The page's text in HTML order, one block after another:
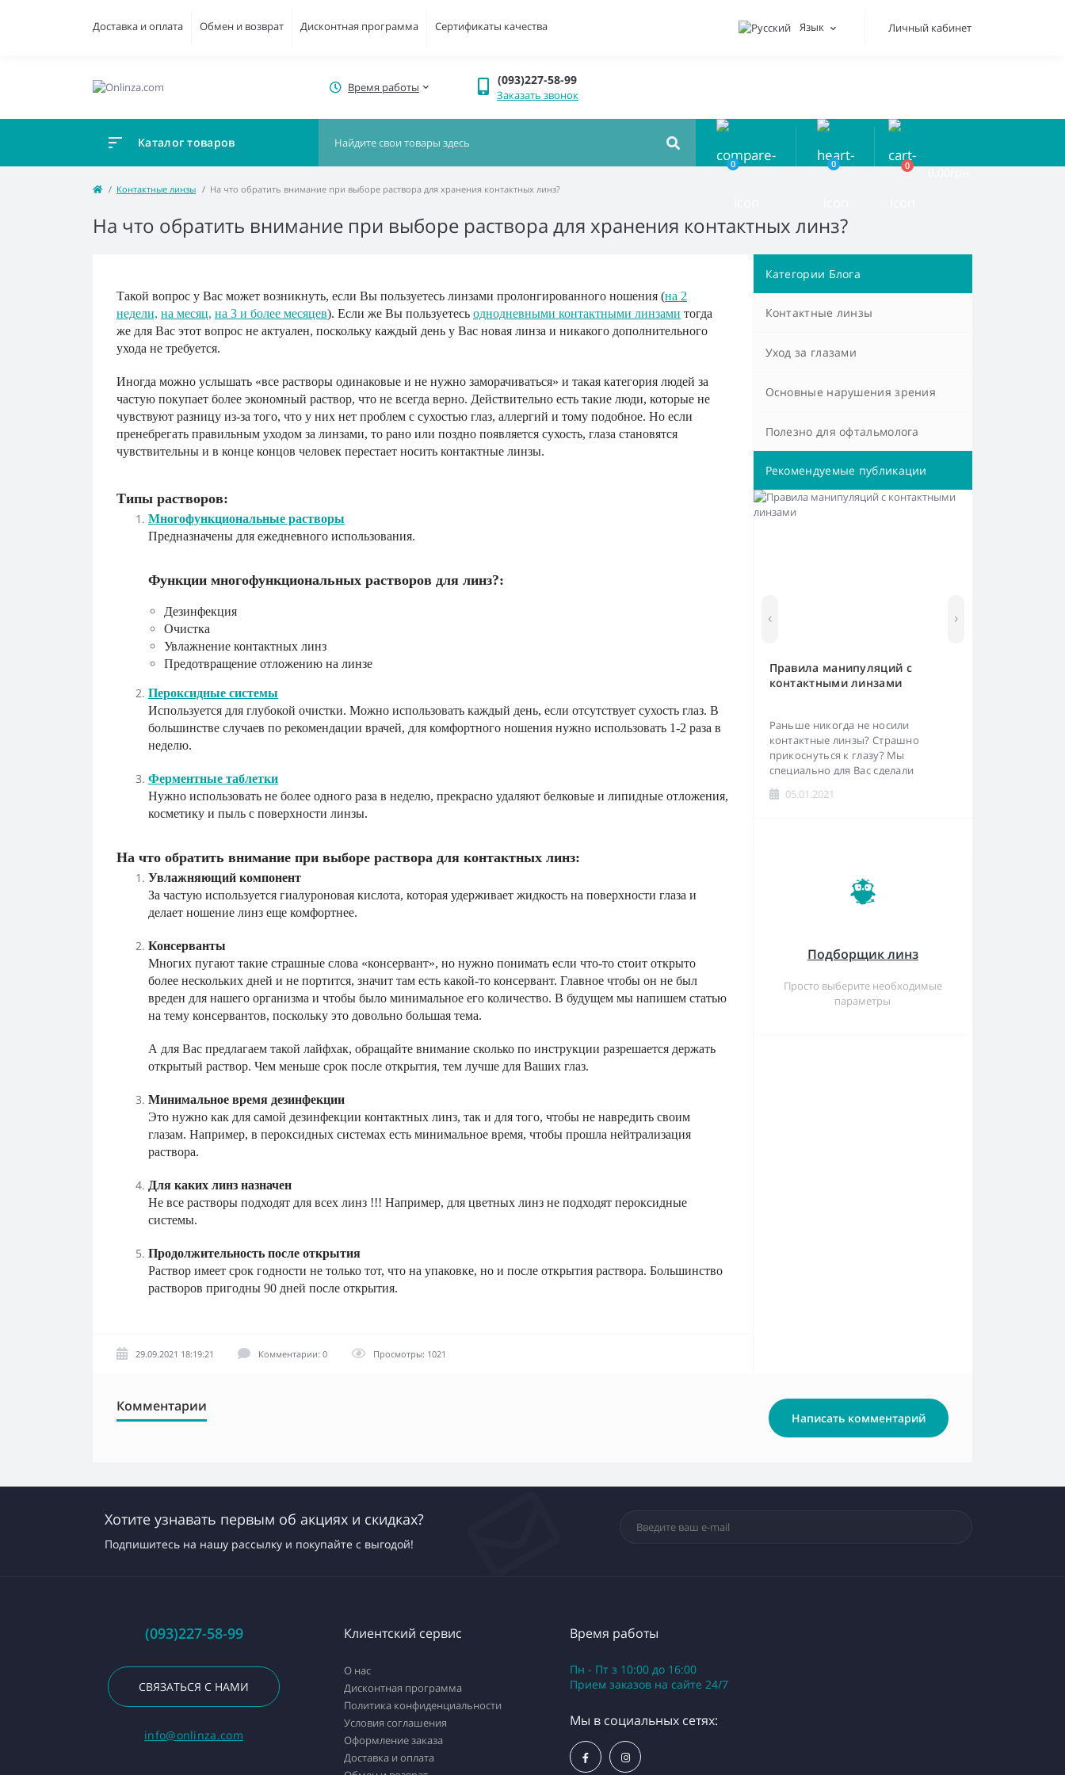
Доставка и оплата Обмен и возврат Дисконтная программа Сертификаты качества Язык Личный кабинет
Время работы (093)227-58-99
Заказать звонок
Каталог товаров
0 0 0
Контактные линзы На что обратить внимание при выборе раствора для хранения контактных линз?
На что обратить внимание при выборе раствора для хранения контактных линз?
Такой вопрос у Вас может возникнуть, если Вы пользуетесь линзами пролонгированного ношения (на 2
недели, на месяц, на 3 и более месяцев). Если же Вы пользуетесь однодневными контактными линзами тогда
же для Вас этот вопрос не актуален, поскольку каждый день у Вас новая линза и никакого дополнительного
ухода не требуется.
Иногда можно услышать «все растворы одинаковые и не нужно заморачиваться» и такая категория людей за
частую покупает более экономный раствор, что не всегда верно. Действительно есть такие люди, которые не
чувствуют разницу из-за того, что у них нет проблем с сухостью глаз, аллергий и тому подобное. Но если
пренебрегать правильным уходом за линзами, то рано или поздно появляется сухость, глаза становятся
чувствительны и в конце концов человек перестает носить контактные линзы.
Типы растворов:
Многофункциональные растворы
Предназначены для ежедневного использования.
Функции многофункциональных растворов для линз?:
Дезинфекция
Очистка
Увлажнение контактных линз
Предотвращение отложению на линзе
Пероксидные системы
Используется для глубокой очистки. Можно использовать каждый день, если отсутствует сухость глаз. В
большинстве случаев по рекомендации врачей, для комфортного ношения нужно использовать 1-2 раза в
неделю.
Ферментные таблетки
Нужно использовать не более одного раза в неделю, прекрасно удаляют белковые и липидные отложения,
косметику и пыль с поверхности линзы.
На что обратить внимание при выборе раствора для контактных линз:
Увлажняющий компонент
За частую используется гиалуроновая кислота, которая удерживает жидкость на поверхности глаза и
делает ношение линз еще комфортнее.
Консерванты
Многих пугают такие страшные слова «консервант», но нужно понимать если что-то стоит открыто
более нескольких дней и не портится, значит там есть какой-то консервант. Главное чтобы он не был
вреден для нашего организма и чтобы было минимальное его количество. В будущем мы напишем статью
на тему консервантов, поскольку это довольно большая тема.
А для Вас предлагаем такой лайфхак, обращайте внимание сколько по инструкции разрешается держать
открытый раствор. Чем меньше срок после открытия, тем лучше для Ваших глаз.
Минимальное время дезинфекции
Это нужно как для самой дезинфекции контактных линз, так и для того, чтобы не навредить своим
глазам. Например, в пероксидных системах есть минимальное время, чтобы прошла нейтрализация
раствора.
Для каких линз назначен
Не все растворы подходят для всех линз !!! Например, для цветных линз не подходят пероксидные
системы.
Продолжительность после открытия
Раствор имеет срок годности не только тот, что на упаковке, но и после открытия раствора. Большинство
растворов пригодны 90 дней после открытия.
29.09.2021 18:19:21 Комментарии: 0 Просмотры: 1021
Категории Блога
Контактные линзы
Уход за глазами
Основные нарушения зрения
Полезно для офтальмолога
Рекомендуемые публикации
Правила манипуляций с
контактными линзами
Раньше никогда не носили
контактные линзы? Страшно
прикоснуться к глазу? Мы
специально для Вас сделали
инструкцию как правильно одеть и
снять линзы...
05.01.2021
‹ ›
Подборщик линз
Просто выберите необходимые
параметры
Комментарии
Написать комментарий
Хотите узнавать первым об акциях и скидках?
Подпишитесь на нашу рассылку и покупайте с выгодой!
(093)227-58-99
СВЯЗАТЬСЯ С НАМИ
info@onlinza.com
Клиентский сервис
О нас
Дисконтная программа
Политика конфиденциальности
Условия соглашения
Оформление заказа
Доставка и оплата
Время работы
Пн - Пт з 10:00 до 16:00
Приeм заказов на сайте 24/7
Мы в социальных сетях: